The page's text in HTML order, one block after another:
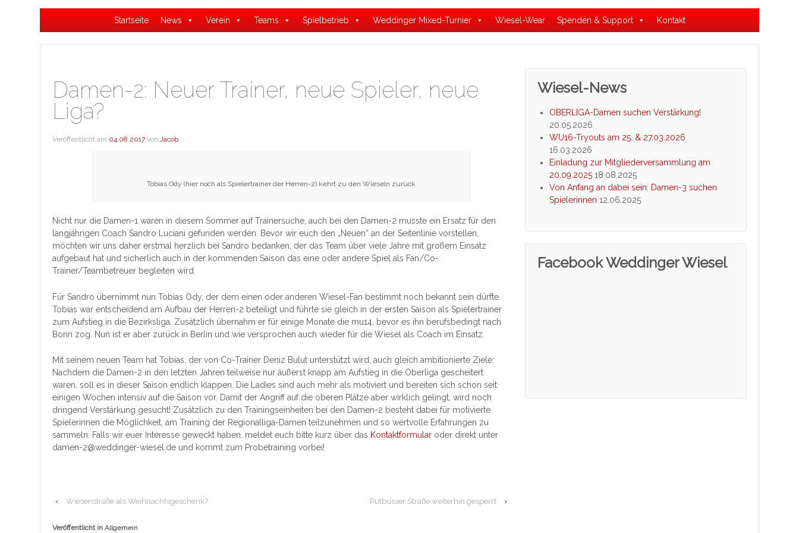
Startseite News Verein Teams Spielbetrieb Weddinger Mixed-Turnier Wiesel-Wear Spenden & Support Kontakt
Damen-2: Neuer Trainer, neue Spieler, neue
Liga?
Veröffentlicht am 04.08.2017 von Jacob
Tobias Ody (hier noch als Spielertrainer der Herren-2) kehrt zu den Wieseln zurück
Nicht nur die Damen-1 waren in diesem Sommer auf Trainersuche, auch bei den Damen-2 musste ein Ersatz für den
langjährigen Coach Sandro Luciani gefunden werden. Bevor wir euch den „Neuen“ an der Seitenlinie vorstellen,
möchten wir uns daher erstmal herzlich bei Sandro bedanken, der das Team über viele Jahre mit großem Einsatz
aufgebaut hat und sicherlich auch in der kommenden Saison das eine oder andere Spiel als Fan/Co-
Trainer/Teambetreuer begleiten wird.
Für Sandro übernimmt nun Tobias Ody, der dem einen oder anderen Wiesel-Fan bestimmt noch bekannt sein dürfte.
Tobias war entscheidend am Aufbau der Herren-2 beteiligt und führte sie gleich in der ersten Saison als Spielertrainer
zum Aufstieg in die Bezirksliga. Zusätzlich übernahm er für einige Monate die mu14, bevor es ihn berufsbedingt nach
Bonn zog. Nun ist er aber zurück in Berlin und wie versprochen auch wieder für die Wiesel als Coach im Einsatz.
Mit seinem neuen Team hat Tobias, der von Co-Trainer Deniz Bulut unterstützt wird, auch gleich ambitionierte Ziele:
Nachdem die Damen-2 in den letzten Jahren teilweise nur äußerst knapp am Aufstieg in die Oberliga gescheitert
waren, soll es in dieser Saison endlich klappen. Die Ladies sind auch mehr als motiviert und bereiten sich schon seit
einigen Wochen intensiv auf die Saison vor. Damit der Angriff auf die oberen Plätze aber wirklich gelingt, wird noch
dringend Verstärkung gesucht! Zusätzlich zu den Trainingseinheiten bei den Damen-2 besteht dabei für motivierte
Spielerinnen die Möglichkeit, am Training der Regionalliga-Damen teilzunehmen und so wertvolle Erfahrungen zu
sammeln. Falls wir euer Interesse geweckt haben, meldet euch bitte kurz über das Kontaktformular oder direkt unter
damen-2@weddinger-wiesel.de und kommt zum Probetraining vorbei!
‹ Wiesenstraße als Weihnachtsgeschenk? Putbusser Straße weiterhin gesperrt ›
Veröffentlicht inAllgemein
Wiesel-News
OBERLIGA-Damen suchen Verstärkung!
20.05.2026
WU16-Tryouts am 25. & 27.03.2026
16.03.2026
Einladung zur Mitgliederversammlung am
20.09.2025 18.08.2025
Von Anfang an dabei sein: Damen-3 suchen
Spielerinnen 12.06.2025
Facebook Weddinger Wiesel